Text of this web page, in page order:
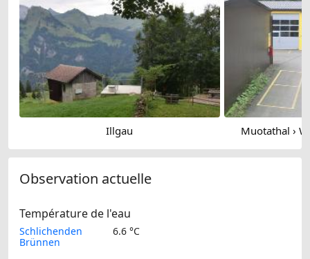
Illgau Muotathal ›
Observation actuelle
Température de l'eau
Schlichenden
Brünnen
6.6 °C